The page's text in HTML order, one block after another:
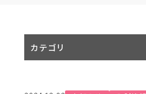
カテゴリ